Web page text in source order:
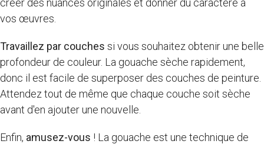
créer des nuances originales et donner du caractère à
vos œuvres.
Travaillez par couches si vous souhaitez obtenir une belle
profondeur de couleur. La gouache sèche rapidement,
donc il est facile de superposer des couches de peinture.
Attendez tout de même que chaque couche soit sèche
avant d'en ajouter une nouvelle.
Enfin, amusez-vous ! La gouache est une technique de